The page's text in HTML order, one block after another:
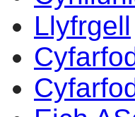
Llyfrgell